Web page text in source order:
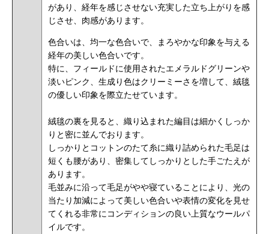
があり、経年を感じさせない充実した立ち上がりを感
じさせ、肉感があります。
色合いは、均一な色合いで、まろやかな印象を与える
経年の美しい色合いです。
特に、フィールドに使用されたエメラルドグリーンや
淡いピンク、生成り色はクリーミーさを増して、絨毯
の優しい印象を際立たせています。
絨毯の裏を見ると、織り込まれた編目は細かくしっか
りと密に並んでおります。
しっかりとコットンのたて糸に織り詰められた毛足は
短くも腰があり、密集してしっかりとした手ごたえが
あります。
毛並みに沿って毛足がやや寝ていることにより、 光の
当たり加減によって美しい色合いや表情の変化を見せ
てくれる非常にコンディションの良い上質なウールパ
イルです。